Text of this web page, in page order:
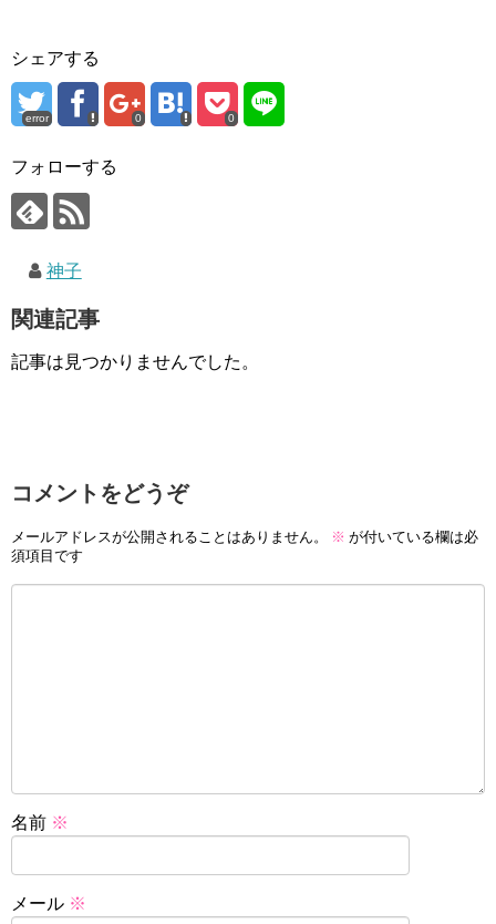
シェアする
error 0 0
フォローする
神子
関連記事
記事は見つかりませんでした。
コメントをどうぞ
メールアドレスが公開されることはありません。 ※ が付いている欄は必
須項目です
名前 ※
メール ※